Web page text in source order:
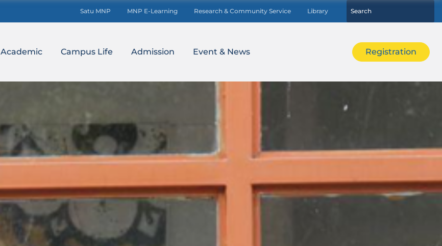
Satu MNP MNP E-Learning Research & Community Service Library
Academic Campus Life Admission Event & News Registration